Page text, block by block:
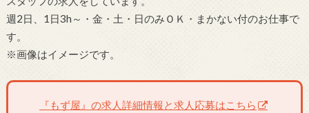
週2日、1日3h～・金・土・日のみＯＫ・まかない付のお仕事で
す。
※画像はイメージです。
『もず屋』の求人詳細情報と求人応募はこちら